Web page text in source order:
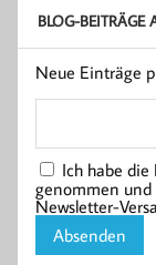
BLOG-BEITRÄGE
Neue Einträge
Ich habe
genommen und
Newsletter-